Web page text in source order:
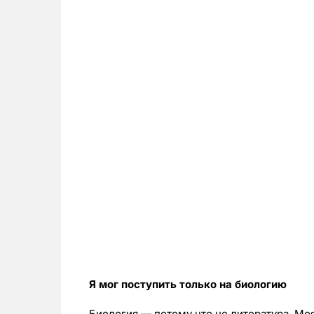
Я мог поступить только на биологию